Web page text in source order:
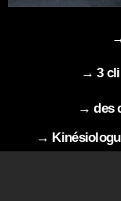
→ 3
→ des
→